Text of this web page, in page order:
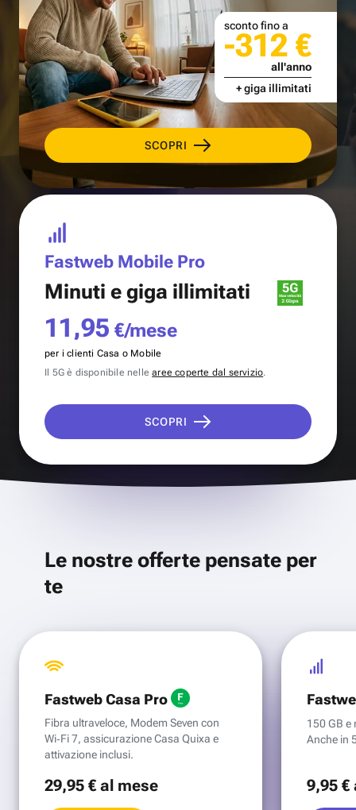
SCOPRI
sconto fino a
-312 €
all'anno
+ giga illimitati
Fastweb Mobile Pro
Minuti e giga illimitati
11,95 €/mese
per i clienti Casa o Mobile
Il 5G è disponibile nellearee coperte dal servizio.
SCOPRI
Le nostre offerte pensate per
te
Fastweb Casa Pro
Fibra ultraveloce, Modem Seven con
Wi‑Fi 7, assicurazione Casa Quixa e
attivazione inclusi.
29,95 €al mese
150 GB e
Anche in
9,95 €